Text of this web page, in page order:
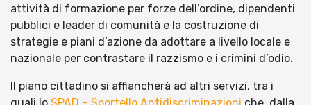
attività di formazione per forze dell’ordine, dipendenti
pubblici e leader di comunità e la costruzione di
strategie e piani d’azione da adottare a livello locale e
nazionale per contrastare il razzismo e i crimini d’odio.
Il piano cittadino si affiancherà ad altri servizi, tra i